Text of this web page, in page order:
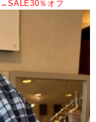
→SALE30％オフ